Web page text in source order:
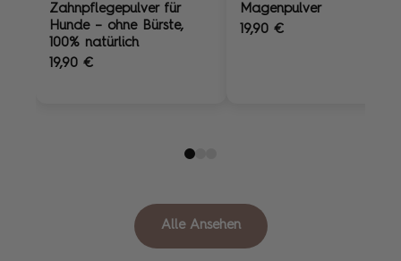
Zahnpflegepulver für
Hunde – ohne Bürste,
100% natürlich
19,90 €
Magenpulver
19,90 €
Alle Ansehen